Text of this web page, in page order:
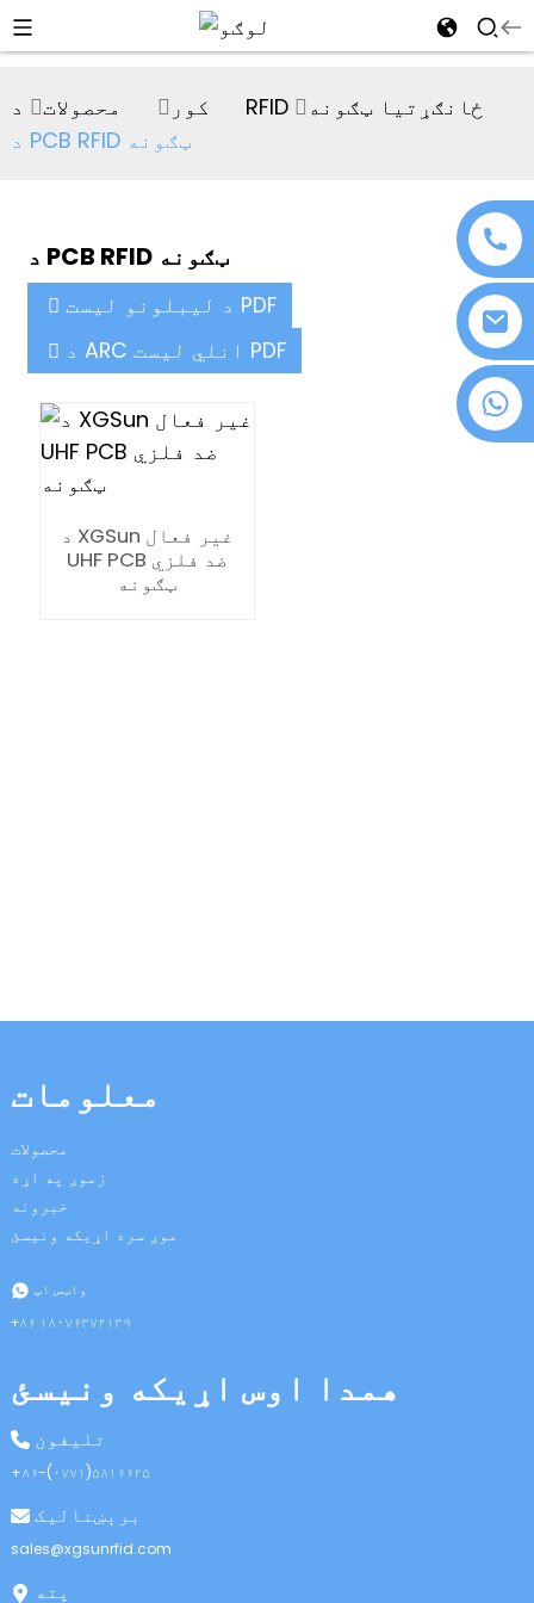
کور محصولات
د RFID ځانګړتیا ټګونه
د PCB RFID ټګونه
د PCB RFID ټګونه
د لیبلونو لیست PDF
د ARC انلي لیست PDF
د XGSun غیر فعال
UHF PCB ضد فلزي
ټګونه
معلومات
محصولات
زموږ په اړه
خبرونه
موږ سره اړیکه ونیسئ
واټس اپ
+۸۶ ۱۸۰۷۶۳۷۲۱۳۹
همدا اوس اړیکه ونیسئ
تلیفون
+۸۶-(۰۷۷۱)۵۸۱۶۶۲۵
برېښنالیک
sales@xgsunrfid.com
پته